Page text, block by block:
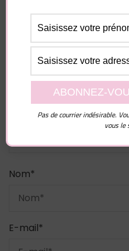
Votre adresse e-mail ne
champs obligatoires sont
Commentaire
Nom*
E-mail*
Pas de courrier indésirable.
vous le